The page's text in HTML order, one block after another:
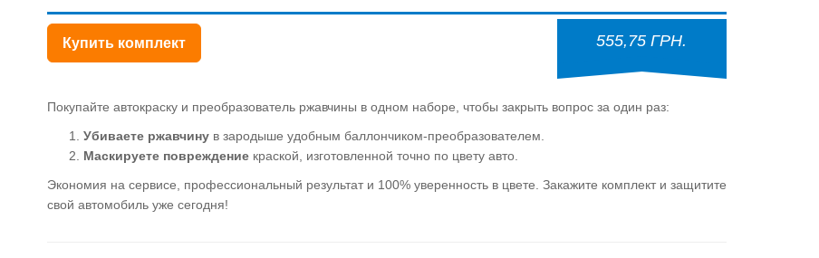
Купить комплект 555,75 ГРН.
Покупайте автокраску и преобразователь ржавчины в одном наборе, чтобы закрыть вопрос за один раз:
Убиваете ржавчину в зародыше удобным баллончиком-преобразователем.
Маскируете повреждение краской, изготовленной точно по цвету авто.
Экономия на сервисе, профессиональный результат и 100% уверенность в цвете. Закажите комплект и защитите
свой автомобиль уже сегодня!